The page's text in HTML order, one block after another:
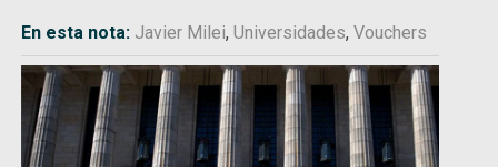
En esta nota: Javier Milei,Universidades,Vouchers